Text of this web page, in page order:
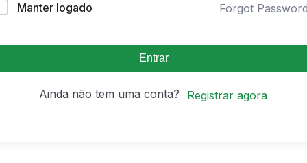
Manter logado Forgot
Entrar
Ainda não tem uma conta? Registrar agora